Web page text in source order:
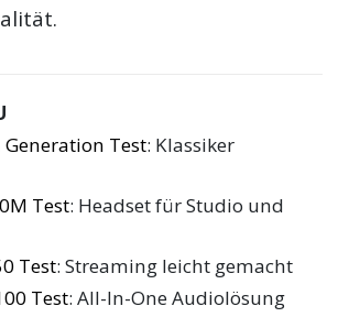
Generation Test: Klassiker
Test: Headset für Studio und
Test: Streaming leicht gemacht
Test: All-In-One Audiolösung